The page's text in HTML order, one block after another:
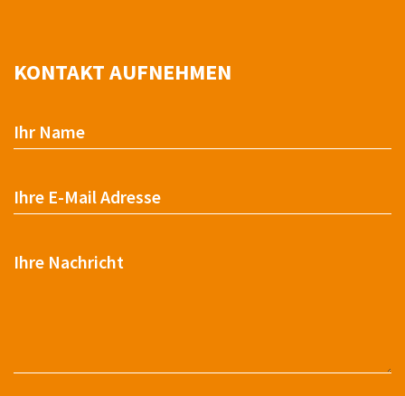
KONTAKT AUFNEHMEN
Ihr Name
Ihre E-Mail Adresse
Ihre Nachricht